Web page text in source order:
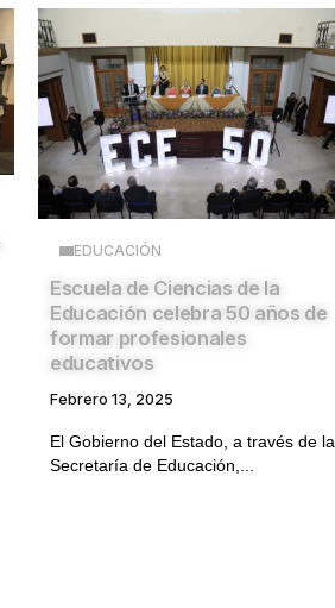
EDUCACIÓN
Escuela de Ciencias de la
Educación celebra 50 años de
formar profesionales
educativos
Febrero 13, 2025
El Gobierno del Estado, a través de la
Secretaría de Educación,...